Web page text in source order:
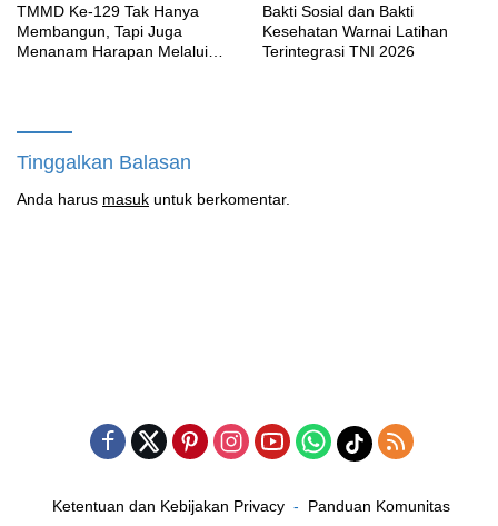
TMMD Ke-129 Tak Hanya
Membangun, Tapi Juga
Menanam Harapan Melalui
Bakti Sosial dan Bakti
Kesehatan Warnai Latihan
Terintegrasi TNI 2026
Tinggalkan Balasan
Anda harus masuk untuk berkomentar.
Ketentuan dan Kebijakan Privacy Panduan Komunitas